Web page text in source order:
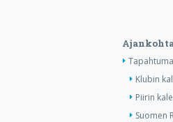
Klubin
Piirin
Suomen